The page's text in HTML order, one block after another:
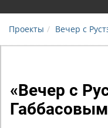
Проекты Вечер с
«Вечер с